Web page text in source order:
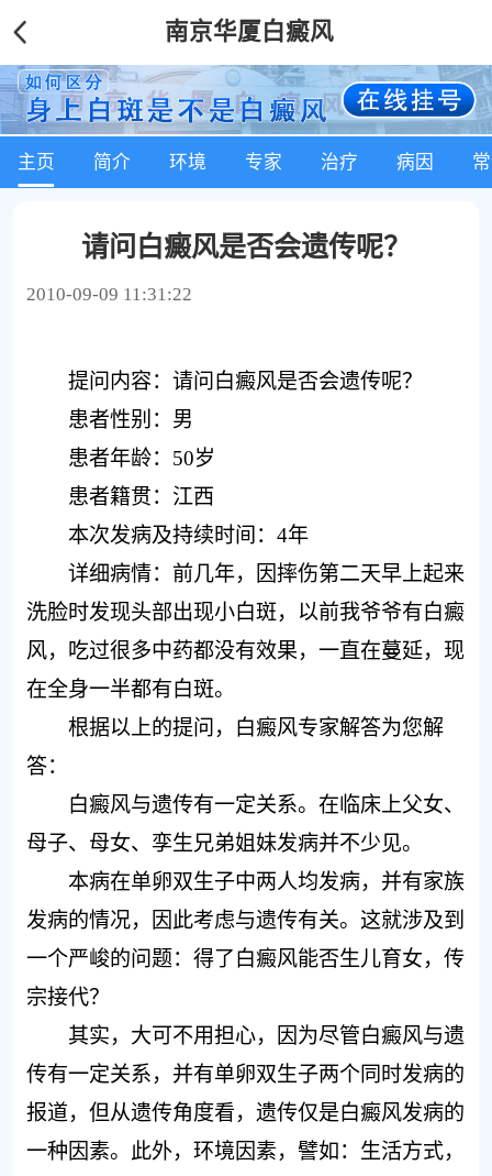
南京华厦白癜风
主页 简介 环境 专家 治疗 病因
请问白癜风是否会遗传呢？
2010-09-09 11:31:22
提问内容：请问白癜风是否会遗传呢？
患者性别：男
患者年龄：50岁
患者籍贯：江西
本次发病及持续时间：4年
详细病情：前几年，因摔伤第二天早上起来
洗脸时发现头部出现小白斑，以前我爷爷有白癜
风，吃过很多中药都没有效果，一直在蔓延，现
在全身一半都有白斑。
根据以上的提问，白癜风专家解答为您解
答：
白癜风与遗传有一定关系。在临床上父女、
母子、母女、孪生兄弟姐妹发病并不少见。
本病在单卵双生子中两人均发病，并有家族
发病的情况，因此考虑与遗传有关。这就涉及到
一个严峻的问题：得了白癜风能否生儿育女，传
宗接代？
其实，大可不用担心，因为尽管白癜风与遗
传有一定关系，并有单卵双生子两个同时发病的
报道，但从遗传角度看，遗传仅是白癜风发病的
一种因素。此外，环境因素，譬如：生活方式，